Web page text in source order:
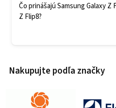
Čo prinášajú Samsung Galaxy Z
Z Flip8?
Nakupujte podľa značky